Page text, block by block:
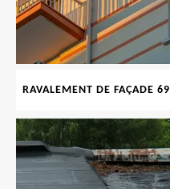
RAVALEMENT DE FAÇADE 69